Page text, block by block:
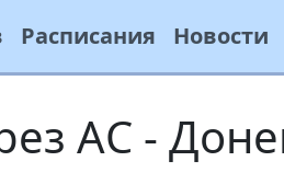
Расписания Новости
АС -